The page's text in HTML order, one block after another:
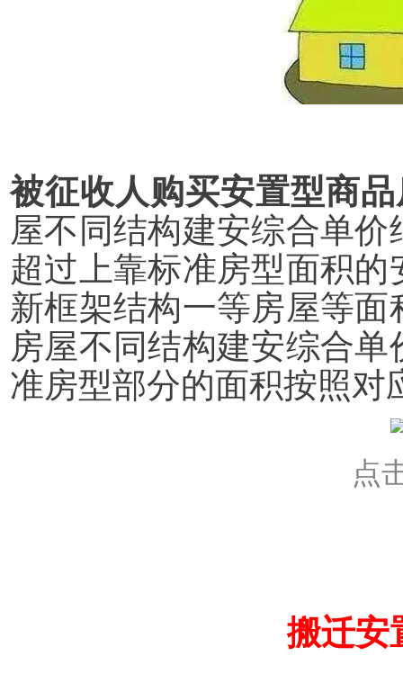
被征收人购买安置型商
屋不同结构建安综合单
超过上靠标准房型面积
新框架结构一等房屋等
房屋不同结构建安综合
准房型部分的面积按照对
点
搬迁安